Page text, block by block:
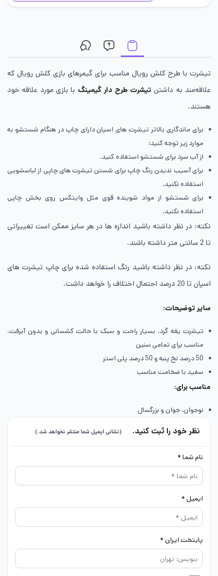
تیشرت با طرح کلش رویال مناسب برای گیمرهای بازی کلش رویال که
علاقه‌مند به داشتن تیشرت طرح دار گیمینگ با بازی مورد علاقه خود
هستند.
برای ماندگاری بالاتر تیشرت های اسپان دارای چاپ در هنگام شستشو به
موارد زیر توجه کنید:
از آب سرد برای شستشو استفاده کنید.
برای آسیب ندیدن رنگ چاپ برای شستن تیشرت های چاپی از لباسشویی
استفاده نکنید.
برای شستشو از مواد شوینده قوی مثل وایتکس روی بخش چاپی
استفاده نکنید.
نکته: در نظر داشته باشید اندازه ها در هر سایز ممکن است تغییراتی
تا 2 سانتی متر داشته باشند.
نکته: در نظر داشته باشید رنگ استفاده شده برای چاپ تیشرت های
اسپان تا 20 درصد احتمال اختلاف را خواهد داشت.
سایر توضیحات:
تیشرت یقه گرد، بسیار راحت و سبک با حالت کشسانی و بدون آبرفت،
مناسب برای تمامی سنین
50 درصد نخ پنبه و 50 درصد پلی استر
سفید با ضخامت مناسب
مناسب برای:
نوجوان، جوان و بزرگسال
نظر خود را ثبت کنید. (نشانی ایمیل شما منتشر نخواهد شد.)
نام شما *
ایمیل *
پایتخت ایران *